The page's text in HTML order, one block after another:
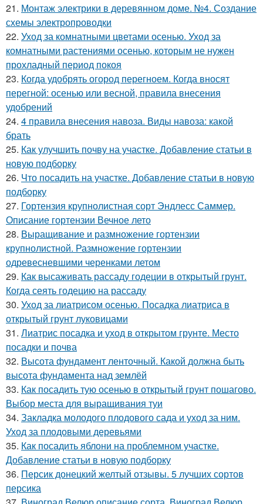
21. Монтаж электрики в деревянном доме. №4. Создание
схемы электропроводки
22. Уход за комнатными цветами осенью. Уход за
комнатными растениями осенью, которым не нужен
прохладный период покоя
23. Когда удобрять огород перегноем. Когда вносят
перегной: осенью или весной, правила внесения
удобрений
24. 4 правила внесения навоза. Виды навоза: какой
брать
25. Как улучшить почву на участке. Добавление статьи в
новую подборку
26. Что посадить на участке. Добавление статьи в новую
подборку
27. Гортензия крупнолистная сорт Эндлесс Саммер.
Описание гортензии Вечное лето
28. Выращивание и размножение гортензии
крупнолистной. Размножение гортензии
одревесневшими черенками летом
29. Как высаживать рассаду годеции в открытый грунт.
Когда сеять годецию на рассаду
30. Уход за лиатрисом осенью. Посадка лиатриса в
открытый грунт луковицами
31. Лиатрис посадка и уход в открытом грунте. Место
посадки и почва
32. Высота фундамент ленточный. Какой должна быть
высота фундамента над землёй
33. Как посадить тую осенью в открытый грунт пошагово.
Выбор места для выращивания туи
34. Закладка молодого плодового сада и уход за ним.
Уход за плодовыми деревьями
35. Как посадить яблони на проблемном участке.
Добавление статьи в новую подборку
36. Персик донецкий желтый отзывы. 5 лучших сортов
персика